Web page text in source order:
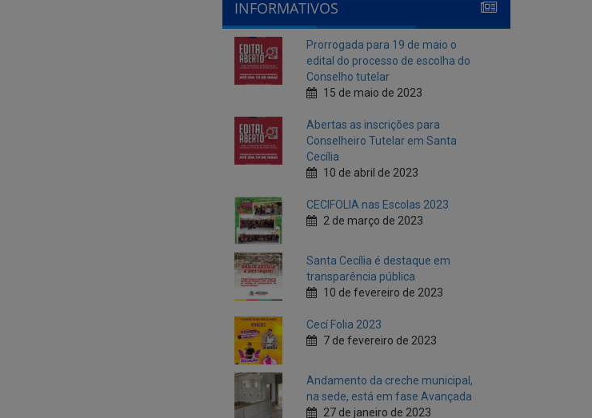
Conselho tutelar
15 de maio de 2023
Abertas as inscrições para
Conselheiro Tutelar em Santa
Cecília
CECIFOLIA nas Escolas 2023
2 de março de 2023
Santa Cecília é destaque em
transparência pública
10 de fevereiro de 2023
Cecí Folia 2023
7 de fevereiro de 2023
Andamento da creche municipal,
na sede, está em fase Avançada
Dia do Dentista, parabéns!
25 de outubro de 2022